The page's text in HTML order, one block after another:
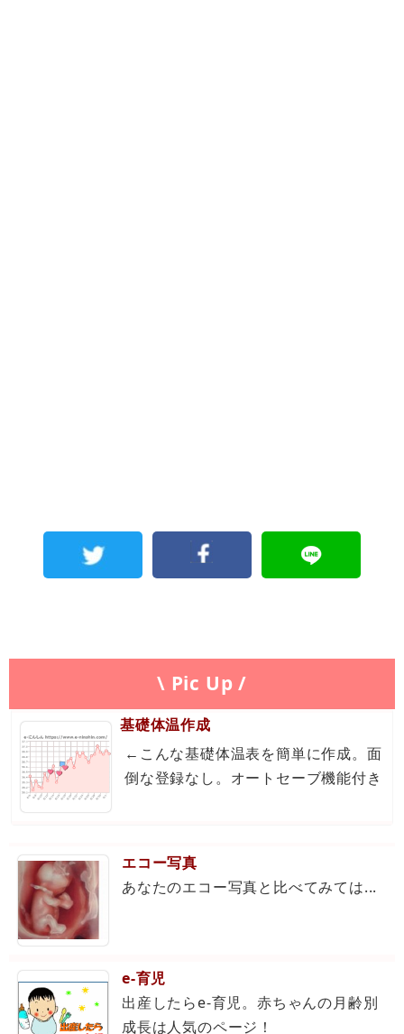
\ Pic Up /
基礎体温作成
←こんな基礎体温表を簡単に作成。面
倒な登録なし。オートセーブ機能付き
エコー写真
あなたのエコー写真と比べてみては...
e-育児
出産したらe-育児。赤ちゃんの月齢別
成長は人気のページ！